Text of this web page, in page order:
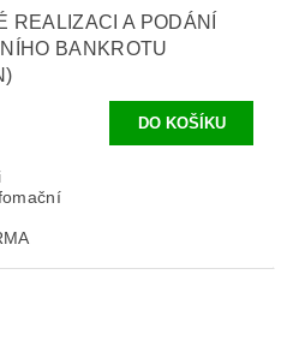
REALIZACI A PODÁNÍ
BANKROTU